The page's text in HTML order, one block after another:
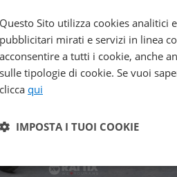
Questo Sito utilizza cookies analitici
pubblicitari mirati e servizi in linea
acconsentire a tutti i cookie, anche
sulle tipologie di cookie. Se vuoi
clicca qui
IMPOSTA I TUOI COOKIE